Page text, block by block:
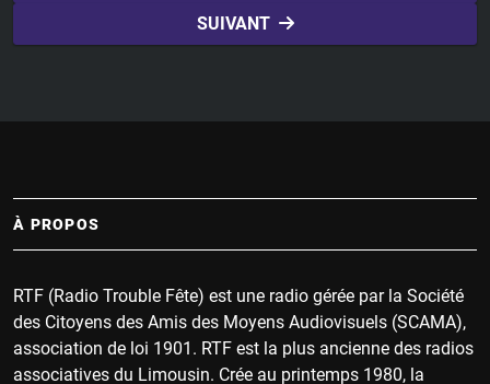
SUIVANT
À PROPOS
RTF (Radio Trouble Fête) est une radio gérée par la Société
des Citoyens des Amis des Moyens Audiovisuels (SCAMA),
association de loi 1901. RTF est la plus ancienne des radios
associatives du Limousin. Crée au printemps 1980, la